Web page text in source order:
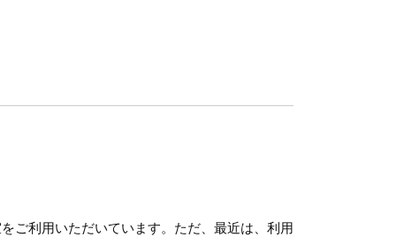
ご利用いただいています。ただ、最近は、利用